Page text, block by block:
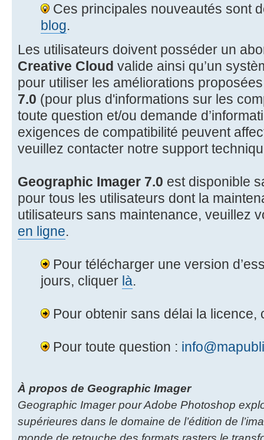
Ces principales nouveautés sont
blog.
Les utilisateurs doivent posséder un
Creative Cloud valide ainsi qu’un
pour utiliser les améliorations
7.0 (pour plus d'informations sur les
toute question et/ou demande
exigences de compatibilité peuvent
veuillez contacter notre support
Geographic Imager 7.0 est disponible
pour tous les utilisateurs dont la
utilisateurs sans maintenance, veuillez
en ligne.
Pour télécharger une version
jours, cliquer là.
Pour obtenir sans délai la licence,
Pour toute question :
À propos de Geographic Imager
Geographic Imager pour Adobe Photoshop
supérieures dans le domaine de l’édition de